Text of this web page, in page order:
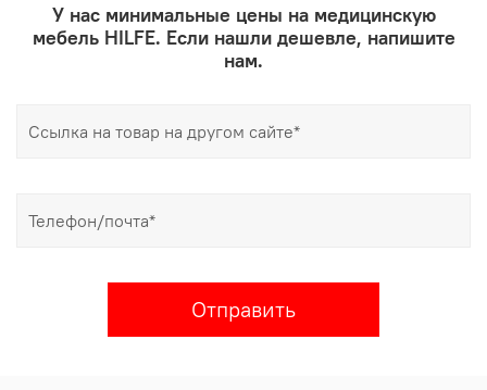
У нас минимальные цены на медицинскую
мебель HILFE. Если нашли дешевле, напишите
нам.
Отправить